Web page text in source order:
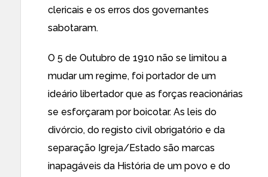
clericais e os erros dos governantes
sabotaram.
O 5 de Outubro de 1910 não se limitou a
mudar um regime, foi portador de um
ideário libertador que as forças reacionárias
se esforçaram por boicotar. As leis do
divórcio, do registo civil obrigatório e da
separação Igreja/Estado são marcas
inapagáveis da História de um povo e do